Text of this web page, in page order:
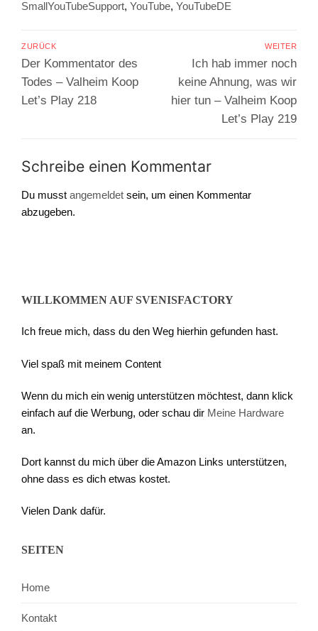
SmallYouTubeSupport, YouTube, YouTubeDE
Beitragsnavigation
ZURÜCK
Vorheriger
Beitrag:
Der Kommentator des
Todes – Valheim Koop
Let’s Play 218
WEITER
Nächster
Beitrag:
Ich hab immer noch
keine Ahnung, was wir
hier tun – Valheim Koop
Let’s Play 219
Schreibe einen Kommentar
Du musst angemeldet sein, um einen Kommentar
abzugeben.
WILLKOMMEN AUF SVENISFACTORY
Ich freue mich, dass du den Weg hierhin gefunden hast.
Viel spaß mit meinem Content
Wenn du mich ein wenig unterstützen möchtest, dann klick
einfach auf die Werbung, oder schau dir Meine Hardware
an.
Dort kannst du mich über die Amazon Links unterstützen,
ohne dass es dich etwas kostet.
Vielen Dank dafür.
SEITEN
Home
Kontakt